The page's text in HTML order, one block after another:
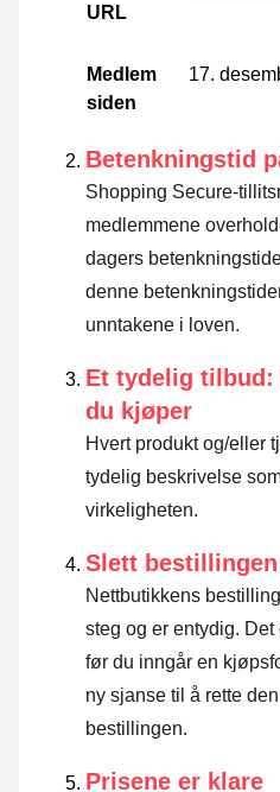
URL
Medlem
siden
17.
Betenkningstid
Shopping Secure-
medlemmene
dagers
denne
unntakene i loven.
Et tydelig
du kjøper
Hvert produkt og/eller
tydelig beskrivelse
virkeligheten.
Slett bestillingen
Nettbutikkens
steg og er entydig.
før du inngår en
ny sjanse til å rette
bestillingen.
Prisene er klare